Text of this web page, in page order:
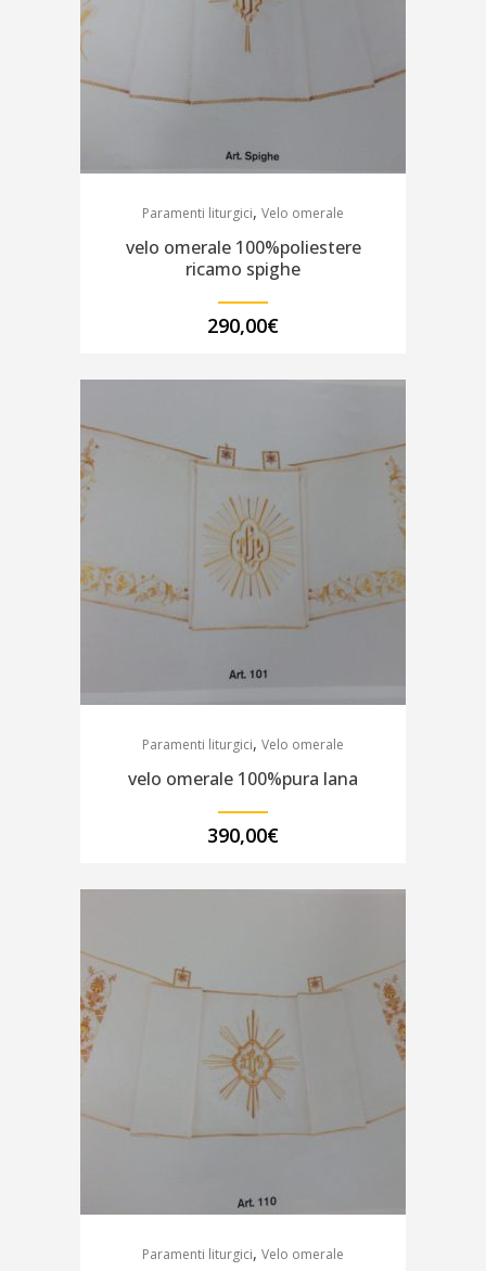
Paramenti liturgici, Velo omerale
velo omerale 100%poliestere
ricamo spighe
290,00€
Paramenti liturgici, Velo omerale
velo omerale 100%pura lana
390,00€
Paramenti liturgici, Velo omerale